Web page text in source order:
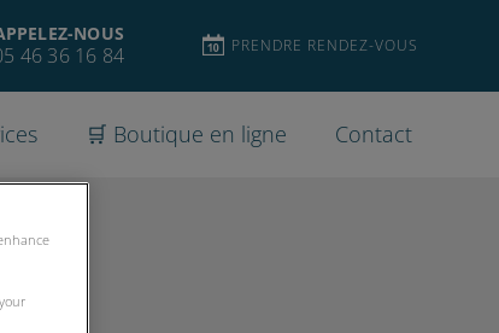
NOUS
46 36 16 84 PRENDRE RENDEZ-VOUS
🛒 Boutique en ligne Contact